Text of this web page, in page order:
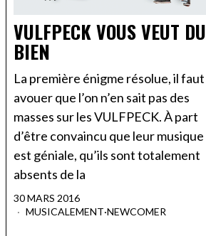
VULFPECK VOUS VEUT DU
BIEN
La première énigme résolue, il faut
avouer que l’on n’en sait pas des
masses sur les VULFPECK. À part
d’être convaincu que leur musique
est géniale, qu’ils sont totalement
absents de la
30 MARS 2016
MUSICALEMENT·NEWCOMER